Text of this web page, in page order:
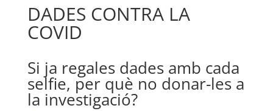
DADES CONTRA LA
COVID
Si ja regales dades amb cada
selfie, per què no donar-les a
la investigació?